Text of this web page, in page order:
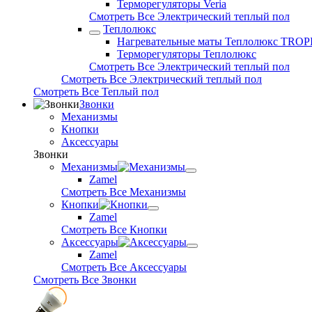
Терморегуляторы Veria
Смотреть Все Электрический теплый пол
Теплолюкс
Нагревательные маты Теплолюкс
Терморегуляторы Теплолюкс
Смотреть Все Электрический теплый пол
Смотреть Все Электрический теплый пол
Смотреть Все Теплый пол
Звонки
Механизмы
Кнопки
Аксессуары
Звонки
Механизмы
Zamel
Смотреть Все Механизмы
Кнопки
Zamel
Смотреть Все Кнопки
Аксессуары
Zamel
Смотреть Все Аксессуары
Смотреть Все Звонки